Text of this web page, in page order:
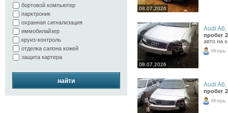
бортовой компьютер
парктроник
охранная сигнализация
иммобилайзер
круиз-контроль
отделка салона кожей
защита картера
найти
08.07.2026
08.07.2026
Audi A6,
пробег
авто на
Игорь
Audi A6,
пробег
Игорь